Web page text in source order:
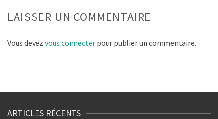
LAISSER UN COMMENTAIRE
Vous devez vous connecter pour publier un commentaire.
ARTICLES RÉCENTS